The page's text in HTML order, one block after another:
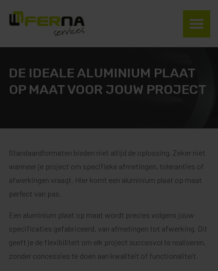
DE IDEALE ALUMINIUM PLAAT
OP MAAT VOOR JOUW PROJECT
Standaardformaten bieden niet altijd de oplossing. Zeker niet
wanneer je project om specifieke afmetingen, toleranties of
afwerkingen vraagt. Hier komt een aluminium plaat op maat
perfect van pas.
Een aluminium plaat op maat wordt precies volgens jouw
specificaties gefabriceerd, van afmetingen tot afwerking. Dit
geeft je de flexibiliteit om elk project succesvol te realiseren,
zonder concessies te doen aan kwaliteit of functionaliteit.